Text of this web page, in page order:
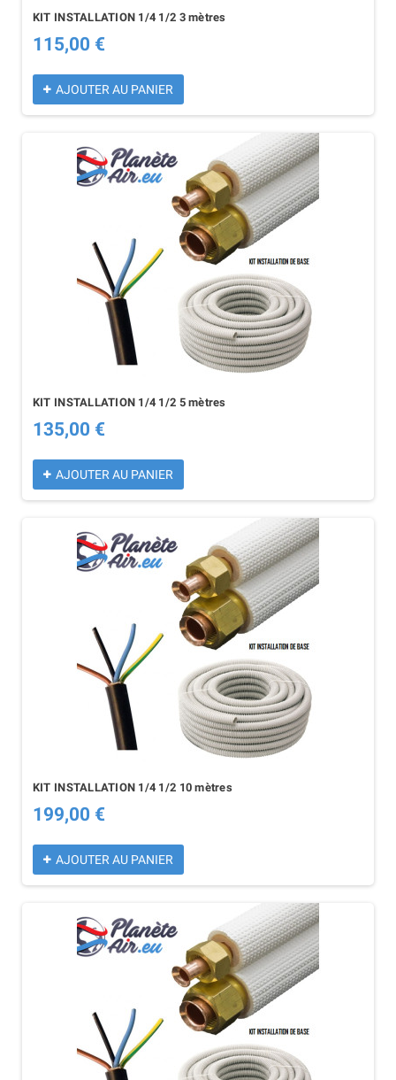
KIT INSTALLATION 1/4 1/2 3 mètres
115,00 €
AJOUTER AU PANIER
KIT INSTALLATION 1/4 1/2 5 mètres
135,00 €
AJOUTER AU PANIER
KIT INSTALLATION 1/4 1/2 10 mètres
199,00 €
AJOUTER AU PANIER